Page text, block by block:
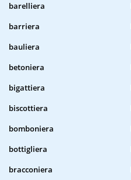
barelliera
barriera
bauliera
betoniera
bigattiera
biscottiera
bomboniera
bottigliera
bracconiera